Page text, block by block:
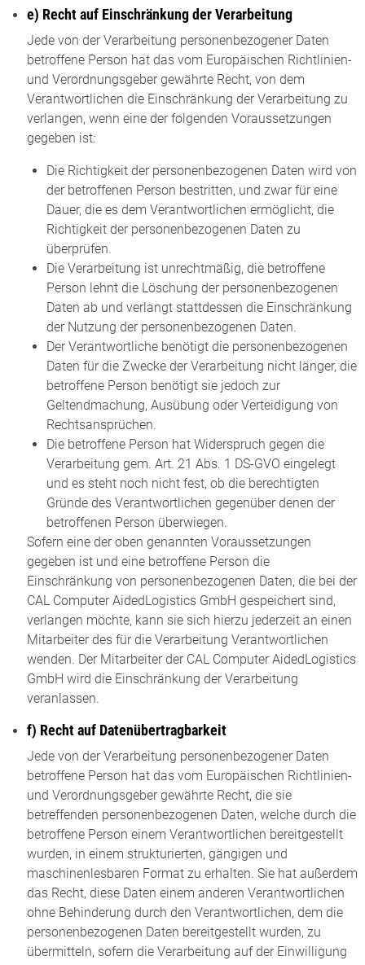
e) Recht auf Einschränkung der Verarbeitung
Jede von der Verarbeitung personenbezogener Daten
betroffene Person hat das vom Europäischen Richtlinien-
und Verordnungsgeber gewährte Recht, von dem
Verantwortlichen die Einschränkung der Verarbeitung zu
verlangen, wenn eine der folgenden Voraussetzungen
gegeben ist:
Die Richtigkeit der personenbezogenen Daten wird von
der betroffenen Person bestritten, und zwar für eine
Dauer, die es dem Verantwortlichen ermöglicht, die
Richtigkeit der personenbezogenen Daten zu
überprüfen.
Die Verarbeitung ist unrechtmäßig, die betroffene
Person lehnt die Löschung der personenbezogenen
Daten ab und verlangt stattdessen die Einschränkung
der Nutzung der personenbezogenen Daten.
Der Verantwortliche benötigt die personenbezogenen
Daten für die Zwecke der Verarbeitung nicht länger, die
betroffene Person benötigt sie jedoch zur
Geltendmachung, Ausübung oder Verteidigung von
Rechtsansprüchen.
Die betroffene Person hat Widerspruch gegen die
Verarbeitung gem. Art. 21 Abs. 1 DS-GVO eingelegt
und es steht noch nicht fest, ob die berechtigten
Gründe des Verantwortlichen gegenüber denen der
betroffenen Person überwiegen.
Sofern eine der oben genannten Voraussetzungen
gegeben ist und eine betroffene Person die
Einschränkung von personenbezogenen Daten, die bei der
CAL Computer AidedLogistics GmbH gespeichert sind,
verlangen möchte, kann sie sich hierzu jederzeit an einen
Mitarbeiter des für die Verarbeitung Verantwortlichen
wenden. Der Mitarbeiter der CAL Computer AidedLogistics
GmbH wird die Einschränkung der Verarbeitung
veranlassen.
f) Recht auf Datenübertragbarkeit
Jede von der Verarbeitung personenbezogener Daten
betroffene Person hat das vom Europäischen Richtlinien-
und Verordnungsgeber gewährte Recht, die sie
betreffenden personenbezogenen Daten, welche durch die
betroffene Person einem Verantwortlichen bereitgestellt
wurden, in einem strukturierten, gängigen und
maschinenlesbaren Format zu erhalten. Sie hat außerdem
das Recht, diese Daten einem anderen Verantwortlichen
ohne Behinderung durch den Verantwortlichen, dem die
personenbezogenen Daten bereitgestellt wurden, zu
übermitteln, sofern die Verarbeitung auf der Einwilligung